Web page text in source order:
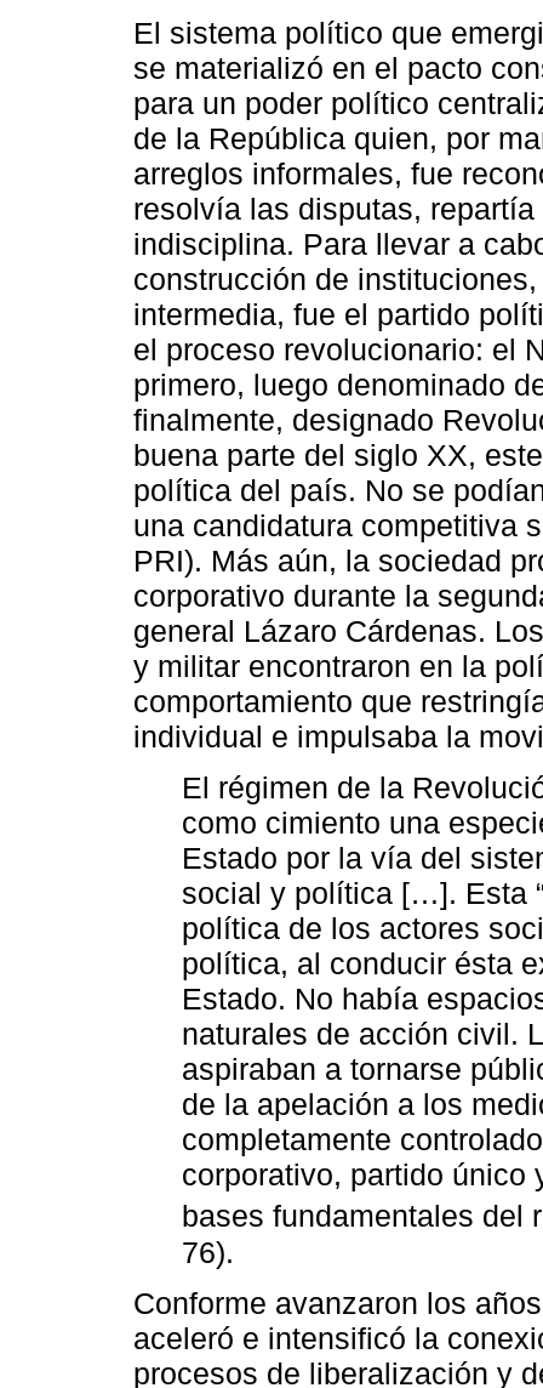
El sistema político que
se materializó en el pacto
para un poder político
de la República quien, por
arreglos informales, fue
resolvía las disputas,
indisciplina. Para llevar a
construcción de
intermedia, fue el partido
el proceso revolucionario: el
primero, luego denominado
finalmente, designado
buena parte del siglo XX,
política del país. No se
una candidatura competitiva
PRI). Más aún, la sociedad
corporativo durante la
general Lázaro Cárdenas.
y militar encontraron en la
comportamiento que
individual e impulsaba la
El régimen de la
como cimiento una
Estado por la vía del
social y política […]. Esta
política de los actores
política, al conducir ésta
Estado. No había
naturales de acción civil.
aspiraban a tornarse
de la apelación a los
completamente
corporativo, partido único
bases fundamentales del
76).
Conforme avanzaron los
aceleró e intensificó la
procesos de liberalización y